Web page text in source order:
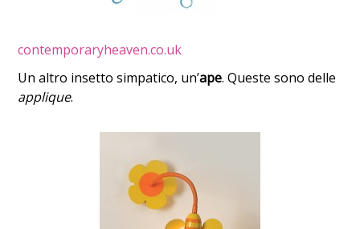
contemporaryheaven.co.uk
Un altro insetto simpatico, un’ape. Queste sono delle
applique.